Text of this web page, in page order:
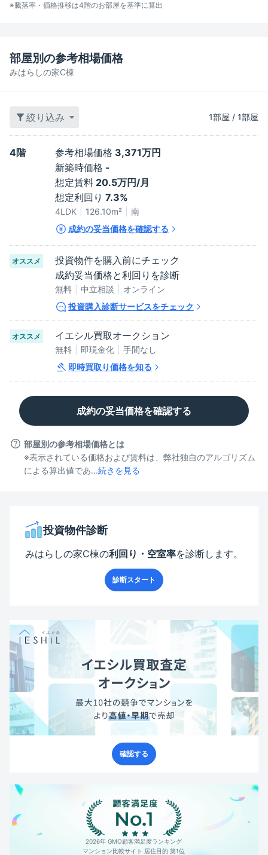
※騰落率・価格推移は4階のお部屋を基準に算出
みはらしの家C棟
部屋別の参考相場価格
絞り込み 1部屋 / 1部屋
4階 参考相場価格 3,371万円
新築時価格 -
想定賃料 20.5万円/月
想定利回り 7.3%
4LDK 126.10m²
南
成約の妥当価格を確認する
オススメ
投資物件を購入前にチェック
成約妥当価格と利回りを診断
無料 中立相談
オンライン
投資購入診断サービスをチェック
オススメ イエシル買取オークション
無料 即現金化
手間なし
即時買取り価格を知る
成約の妥当価格を確認する
部屋別の参考相場価格とは
※表示されている価格および賃料は、弊社独自のアルゴリズム
による算出値であ...続きを見る
投資物件診断
みはらしの家C棟の利回り・空室率を診断します。
診断スタート
確認する
2026年 GMO顧客満足度ランキング
マンション比較サイト 居住目的 第1位